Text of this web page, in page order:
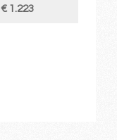
€ 1.223